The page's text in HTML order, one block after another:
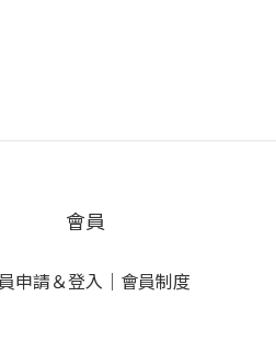
會員
申請＆登入 ｜ 會員制度